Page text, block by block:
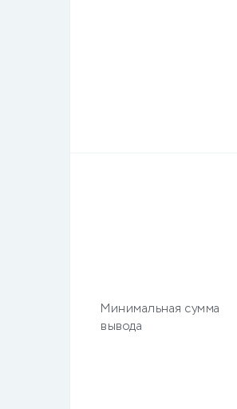
Минимальная сумма
вывода